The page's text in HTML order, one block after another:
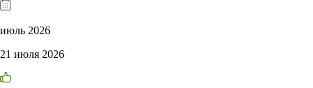
июль 2026
21 июля 2026